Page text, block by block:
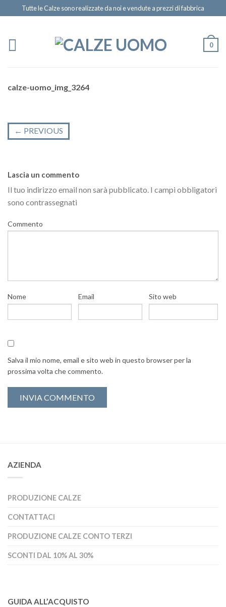
Tutte le Calze sono realizzate da noi e vendute a prezzi di fabbrica
0
calze-uomo_img_3264
← PREVIOUS
Lascia un commento
Il tuo indirizzo email non sarà pubblicato. I campi obbligatori
sono contrassegnati
Commento
Nome Email Sito web
Salva il mio nome, email e sito web in questo browser per la
prossima volta che commento.
AZIENDA
PRODUZIONE CALZE
CONTATTACI
PRODUZIONE CALZE CONTO TERZI
SCONTI DAL 10% AL 30%
GUIDA ALL’ACQUISTO